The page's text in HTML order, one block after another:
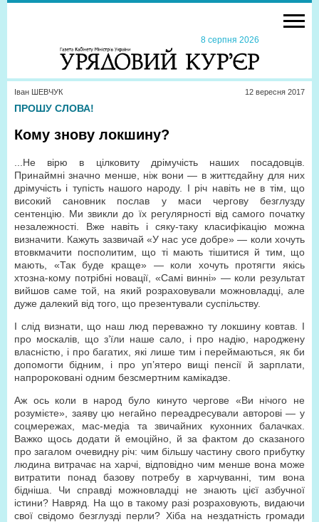
8 серпня 2026
Іван ШЕВЧУК 12 вересня 2017
ПРОШУ СЛОВА!
Кому знову локшину?
...Не вірю в цілковиту дрімучість наших посадовців.
Принаймні значно менше, ніж вони — в життєдайну для них
дрімучість і тупість нашого народу. І річ навіть не в тім, що
високий сановник послав у маси чергову безглузду
сентенцію. Ми звикли до їх регулярності від самого початку
незалежності. Вже навіть і сяку-таку класифікацію можна
визначити. Кажуть зазвичай «У нас усе добре» — коли хочуть
втовкмачити посполитим, що ті мають тішитися й тим, що
мають, «Так буде краще» — коли хочуть протягти якісь
хтозна-кому потрібні новації, «Самі винні» — коли результат
вийшов саме той, на який розраховували можновладці, але
дуже далекий від того, що презентували суспільству.
І слід визнати, що наш люд переважно ту локшину ковтав. І
про москалів, що з’їли наше сало, і про надію, народжену
власністю, і про багатих, які лише тим і переймаються, як би
допомогти бідним, і про уп’ятеро вищі пенсії й зарплати,
напророковані одним безсмертним камікадзе.
Аж ось коли в народ було кинуто чергове «Ви нічого не
розумієте», заяву цю негайно переадресували авторові — у
соц­мережах, мас-медіа та звичайних кухонних балачках.
Важко щось додати й емоційно, й за фактом до сказаного
про загалом очевидну річ: чим більшу частину свого прибутку
людина витрачає на харчі, відповідно чим менше вона може
витратити понад базову потребу в харчуванні, тим вона
бідніша. Чи справді можновладці не знають цієї азбучної
істини? Навряд. На що в такому разі розраховують, видаючи
свої свідомо безглузді перли? Хіба на нездатність громади